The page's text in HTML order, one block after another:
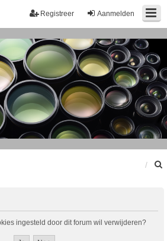
Aanmelden
Registreer
ingesteld door dit forum wil verwijderen?